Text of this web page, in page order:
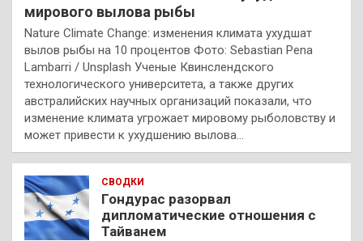
мирового вылова рыбы
Nature Climate Change: изменения климата ухудшат
вылов рыбы на 10 процентов Фото: Sebastian Pena
Lambarri / Unsplash Ученые Квинслендского
технологического университета, а также других
австралийских научных организаций показали, что
изменение климата угрожает мировому рыболовству и
может привести к ухудшению вылова…
СВОДКИ
Гондурас разорвал
дипломатические отношения с
Тайванем